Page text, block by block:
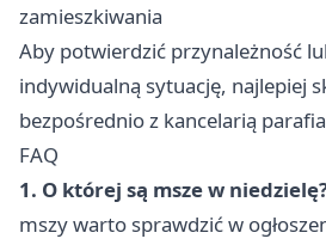
zamieszkiwania
Aby potwierdzić przynależność
indywidualną sytuację, najlepiej
bezpośrednio z kancelarią
FAQ
1. O której są msze w
mszy warto sprawdzić w